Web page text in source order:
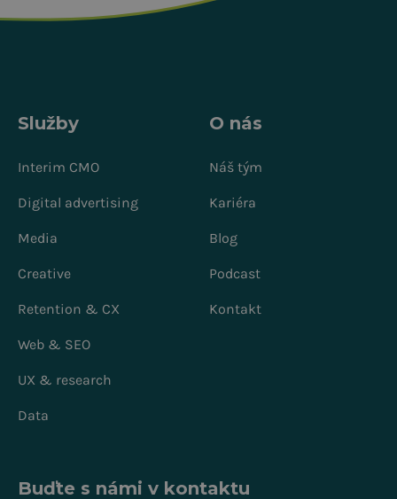
Služby
Interim CMO
Digital advertising
Media
Creative
Retention & CX
Web & SEO
UX & research
Data
O nás
Náš tým
Kariéra
Blog
Podcast
Kontakt
Buďte s námi v kontaktu